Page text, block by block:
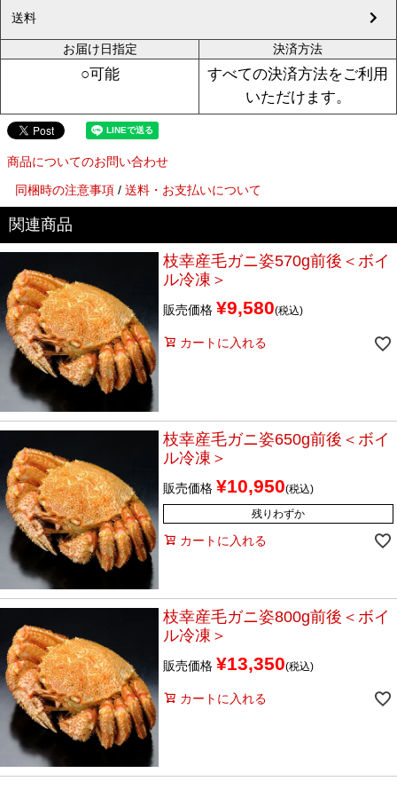
送料
お届け日指定
○可能
決済方法
すべての決済方法をご利用
いただけます。
商品についてのお問い合わせ
同梱時の注意事項/ 送料・お支払いについて
枝幸産毛ガニ姿570g前後＜ボイ
ル冷凍＞
販売価格 ¥9,580 税込
カートに入れる
枝幸産毛ガニ姿650g前後＜ボイ
ル冷凍＞
販売価格 ¥10,950 税込
残りわずか
カートに入れる
枝幸産毛ガニ姿800g前後＜ボイ
ル冷凍＞
販売価格 ¥13,350 税込
カートに入れる